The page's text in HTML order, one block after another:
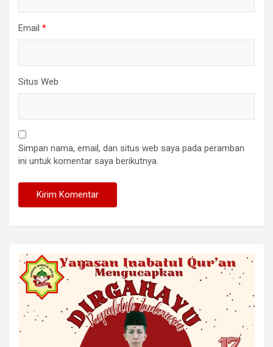
Email *
Situs Web
Simpan nama, email, dan situs web saya pada peramban
ini untuk komentar saya berikutnya.